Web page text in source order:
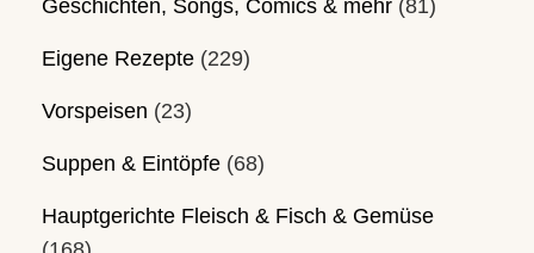
Geschichten, Songs, Comics & mehr(81)
Eigene Rezepte(229)
Vorspeisen (23)
Suppen & Eintöpfe(68)
Hauptgerichte Fleisch & Fisch & Gemüse